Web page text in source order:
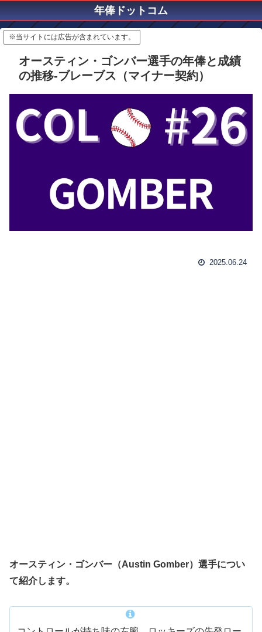
年俸ドットコム
※当サイトには広告が含まれています。
オースティン・ゴンバー選手の年俸と成績
の推移-ブレーブス（マイナー契約）
2025.06.24
オースティン・ゴンバー（Austin Gomber）選手につい
て紹介します。